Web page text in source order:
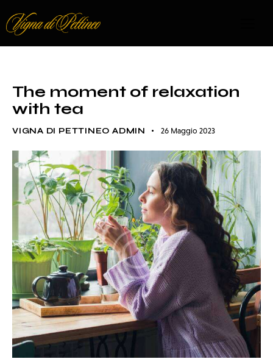
The moment of relaxation
with tea
VIGNA DI PETTINEO ADMIN 26 Maggio 2023